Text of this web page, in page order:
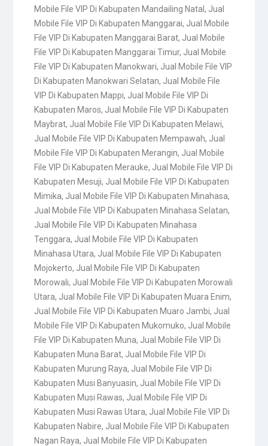
Mobile File VIP Di Kabupaten Mandailing Natal , Jual
Mobile File VIP Di Kabupaten Manggarai, Jual Mobile
File VIP Di Kabupaten Manggarai Barat, Jual Mobile
File VIP Di Kabupaten Manggarai Timur, Jual Mobile
File VIP Di Kabupaten Manokwari, Jual Mobile File VIP
Di Kabupaten Manokwari Selatan, Jual Mobile File
VIP Di Kabupaten Mappi, Jual Mobile File VIP Di
Kabupaten Maros, Jual Mobile File VIP Di Kabupaten
Maybrat, Jual Mobile File VIP Di Kabupaten Melawi,
Jual Mobile File VIP Di Kabupaten Mempawah, Jual
Mobile File VIP Di Kabupaten Merangin, Jual Mobile
File VIP Di Kabupaten Merauke, Jual Mobile File VIP Di
Kabupaten Mesuji, Jual Mobile File VIP Di Kabupaten
Mimika, Jual Mobile File VIP Di Kabupaten Minahasa,
Jual Mobile File VIP Di Kabupaten Minahasa Selatan,
Jual Mobile File VIP Di Kabupaten Minahasa
Tenggara, Jual Mobile File VIP Di Kabupaten
Minahasa Utara, Jual Mobile File VIP Di Kabupaten
Mojokerto, Jual Mobile File VIP Di Kabupaten
Morowali, Jual Mobile File VIP Di Kabupaten Morowali
Utara, Jual Mobile File VIP Di Kabupaten Muara Enim,
Jual Mobile File VIP Di Kabupaten Muaro Jambi, Jual
Mobile File VIP Di Kabupaten Mukomuko, Jual Mobile
File VIP Di Kabupaten Muna, Jual Mobile File VIP Di
Kabupaten Muna Barat, Jual Mobile File VIP Di
Kabupaten Murung Raya, Jual Mobile File VIP Di
Kabupaten Musi Banyuasin, Jual Mobile File VIP Di
Kabupaten Musi Rawas, Jual Mobile File VIP Di
Kabupaten Musi Rawas Utara, Jual Mobile File VIP Di
Kabupaten Nabire, Jual Mobile File VIP Di Kabupaten
Nagan Raya, Jual Mobile File VIP Di Kabupaten